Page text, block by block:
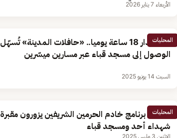
الأربعاء 7 يناير 2026
المحليات
على مدار 18 ساعة يوميا.. «حافلات المدينة» تُسهّل
الوصول إلى مسجد قباء عبر مسارين ميسّرين
السبت 14 يونيو 2025
المحليات
ضيوف برنامج خادم الحرمين الشريفين يزورون مقبرة
شهداء أحد ومسجد قباء
الإثنين 3 مارس 2025